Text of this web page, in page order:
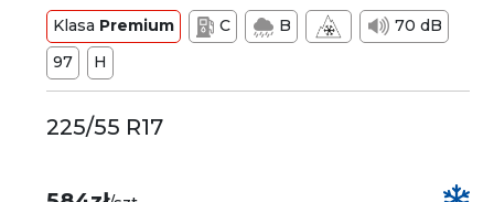
Klasa Premium C B
70 dB
97
H
225/55 R17